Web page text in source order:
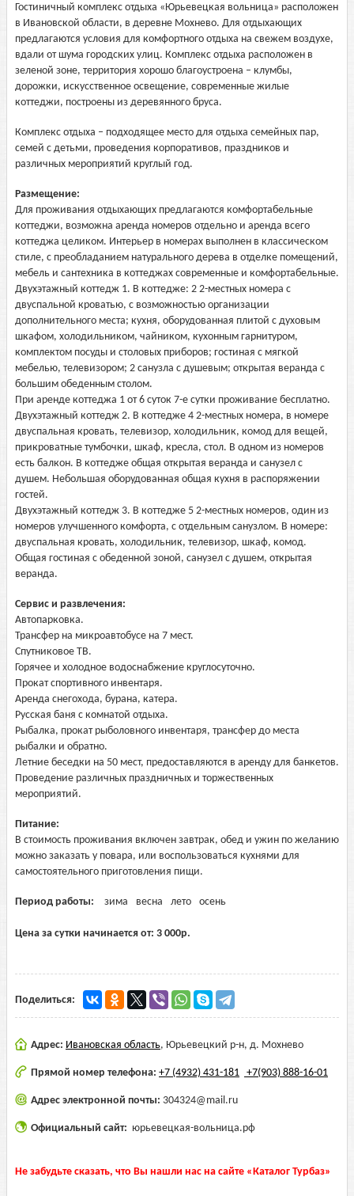
Гостиничный комплекс отдыха «Юрьевецкая вольница» расположен
в Ивановской области, в деревне Мохнево. Для отдыхающих
предлагаются условия для комфортного отдыха на свежем воздухе,
вдали от шума городских улиц. Комплекс отдыха расположен в
зеленой зоне, территория хорошо благоустроена – клумбы,
дорожки, искусственное освещение, современные жилые
коттеджи, построены из деревянного бруса.
Комплекс отдыха – подходящее место для отдыха семейных пар,
семей с детьми, проведения корпоративов, праздников и
различных мероприятий круглый год.
Размещение:
Для проживания отдыхающих предлагаются комфортабельные
коттеджи, возможна аренда номеров отдельно и аренда всего
коттеджа целиком. Интерьер в номерах выполнен в классическом
стиле, с преобладанием натурального дерева в отделке помещений,
мебель и сантехника в коттеджах современные и комфортабельные.
Двухэтажный коттедж 1. В коттедже: 2 2-местных номера с
двуспальной кроватью, с возможностью организации
дополнительного места; кухня, оборудованная плитой с духовым
шкафом, холодильником, чайником, кухонным гарнитуром,
комплектом посуды и столовых приборов; гостиная с мягкой
мебелью, телевизором; 2 санузла с душевым; открытая веранда с
большим обеденным столом.
При аренде коттеджа 1 от 6 суток 7-е сутки проживание бесплатно.
Двухэтажный коттедж 2. В коттедже 4 2-местных номера, в номере
двуспальная кровать, телевизор, холодильник, комод для вещей,
прикроватные тумбочки, шкаф, кресла, стол. В одном из номеров
есть балкон. В коттедже общая открытая веранда и санузел с
душем. Небольшая оборудованная общая кухня в распоряжении
гостей.
Двухэтажный коттедж 3. В коттедже 5 2-местных номеров, один из
номеров улучшенного комфорта, с отдельным санузлом. В номере:
двуспальная кровать, холодильник, телевизор, шкаф, комод.
Общая гостиная с обеденной зоной, санузел с душем, открытая
веранда.
Сервис и развлечения:
Автопарковка.
Трансфер на микроавтобусе на 7 мест.
Спутниковое ТВ.
Горячее и холодное водоснабжение круглосуточно.
Прокат спортивного инвентаря.
Аренда снегохода, бурана, катера.
Русская баня с комнатой отдыха.
Рыбалка, прокат рыболовного инвентаря, трансфер до места
рыбалки и обратно.
Летние беседки на 50 мест, предоставляются в аренду для банкетов.
Проведение различных праздничных и торжественных
мероприятий.
Питание:
В стоимость проживания включен завтрак, обед и ужин по желанию
можно заказать у повара, или воспользоваться кухнями для
самостоятельного приготовления пищи.
Период работы: зима весна лето осень
Цена за сутки начинается от: 3 000р.
Поделиться:
Адрес: Ивановская область, Юрьевецкий р-н, д. Мохнево
Прямой номер телефона: +7 (4932) 431-181 +7(903) 888-16-01
Адрес электронной почты: 304324@mail.ru
Официальный сайт: юрьевецкая-вольница.рф
Не забудьте сказать, что Вы нашли нас на сайте «Каталог Турбаз»